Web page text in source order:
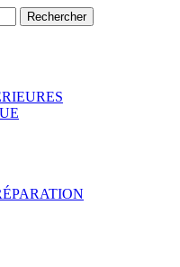
Rechercher